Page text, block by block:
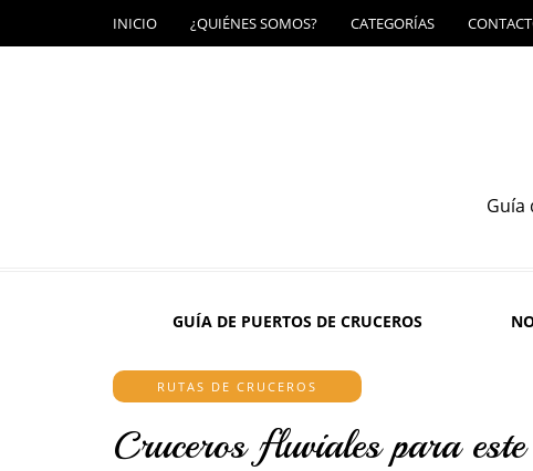
INICIO ¿QUIÉNES SOMOS? CATEGORÍAS
Guía
GUÍA DE PUERTOS DE CRUCEROS
RUTAS DE CRUCEROS
Cruceros fluviales para